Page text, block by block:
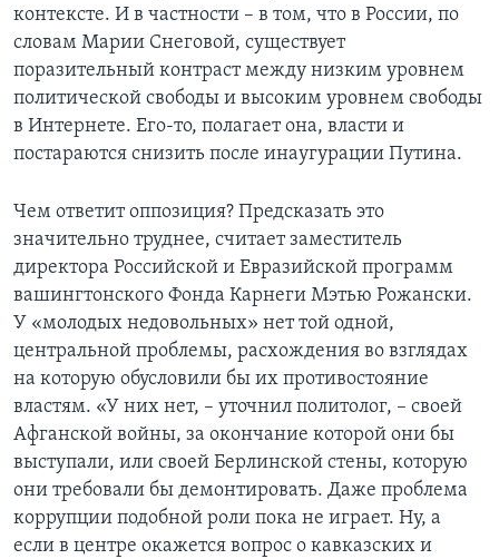
контексте. И в частности – в том, что в России, по
словам Марии Снеговой, существует
поразительный контраст между низким уровнем
политической свободы и высоким уровнем свободы
в Интернете. Его-то, полагает она, власти и
постараются снизить после инаугурации Путина.
Чем ответит оппозиция? Предсказать это
значительно труднее, считает заместитель
директора Российской и Евразийской программ
вашингтонского Фонда Карнеги Мэтью Рожански.
У «молодых недовольных» нет той одной,
центральной проблемы, расхождения во взглядах
на которую обусловили бы их противостояние
властям. «У них нет, – уточнил политолог, – своей
Афганской войны, за окончание которой они бы
выступали, или своей Берлинской стены, которую
они требовали бы демонтировать. Даже проблема
коррупции подобной роли пока не играет. Ну, а
если в центре окажется вопрос о кавказских и